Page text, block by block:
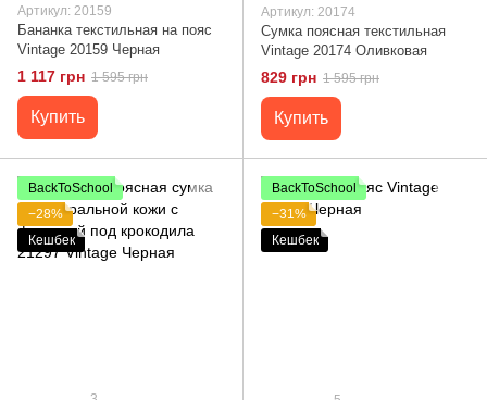
Артикул: 20159
Бананка текстильная на пояс
Vintage 20159 Черная
1 117 грн 1 595 грн
Купить
Артикул: 20174
Сумка поясная текстильная
Vintage 20174 Оливковая
829 грн 1 595 грн
Купить
BackToSchool
−28%
Кешбек
BackToSchool
−31%
Кешбек